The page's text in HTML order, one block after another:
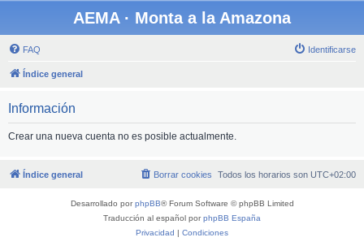
AEMA · Monta a la Amazona
FAQ Identificarse
Índice general
Información
Crear una nueva cuenta no es posible actualmente.
Índice general Todos los horarios son UTC+02:00
Borrar cookies
Desarrollado porphpBB® Forum Software © phpBB Limited
Traducción al español porphpBB España
Privacidad | Condiciones